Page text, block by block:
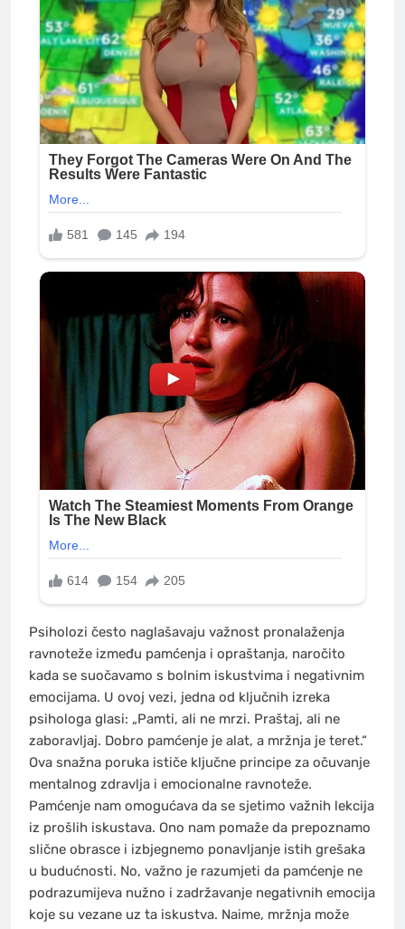
Psiholozi često naglašavaju važnost pronalaženja
ravnoteže između pamćenja i opraštanja, naročito
kada se suočavamo s bolnim iskustvima i negativnim
emocijama. U ovoj vezi, jedna od ključnih izreka
psihologa glasi: „Pamti, ali ne mrzi. Praštaj, ali ne
zaboravljaj. Dobro pamćenje je alat, a mržnja je teret.“
Ova snažna poruka ističe ključne principe za očuvanje
mentalnog zdravlja i emocionalne ravnoteže.
Pamćenje nam omogućava da se sjetimo važnih lekcija
iz prošlih iskustava. Ono nam pomaže da prepoznamo
slične obrasce i izbjegnemo ponavljanje istih grešaka
u budućnosti. No, važno je razumjeti da pamćenje ne
podrazumijeva nužno i zadržavanje negativnih emocija
koje su vezane uz ta iskustva. Naime, mržnja može